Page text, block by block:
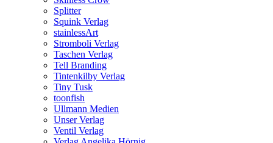
Splitter
Squink Verlag
stainlessArt
Stromboli Verlag
Taschen Verlag
Tell Branding
Tintenkilby Verlag
Tiny Tusk
toonfish
Ullmann Medien
Unser Verlag
Ventil Verlag